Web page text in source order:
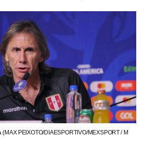
(MAX PEIXOTO/DIAESPORTIVO/MEXSPORT / M